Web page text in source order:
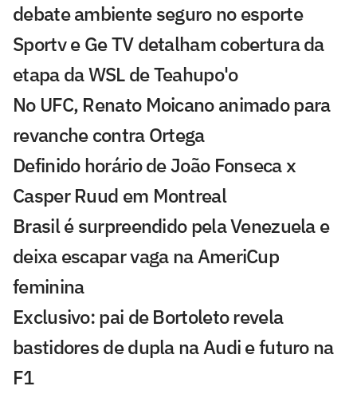
debate ambiente seguro no esporte
Sportv e Ge TV detalham cobertura da
etapa da WSL de Teahupo'o
No UFC, Renato Moicano animado para
revanche contra Ortega
Definido horário de João Fonseca x
Casper Ruud em Montreal
Brasil é surpreendido pela Venezuela e
deixa escapar vaga na AmeriCup
feminina
Exclusivo: pai de Bortoleto revela
bastidores de dupla na Audi e futuro na
F1